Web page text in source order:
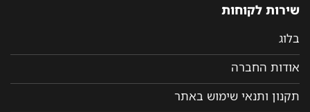
שירות לקוחות
בלוג
אודות החברה
תקנון ותנאי שימוש באתר